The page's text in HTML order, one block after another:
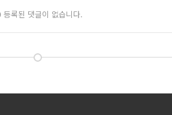
등록된 댓글이 없습니다.